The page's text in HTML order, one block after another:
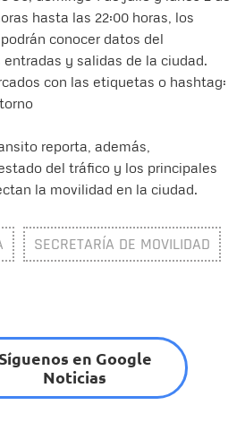
hasta las 22:00 horas, los
conocer datos del
y salidas de la ciudad.
con las etiquetas o hashtag:
reporta, además,
del tráfico y los principales
la movilidad en la ciudad.
SECRETARÍA DE MOVILIDAD
Síguenos en Google
Noticias